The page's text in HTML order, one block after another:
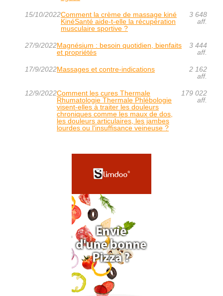
15/10/2022Comment la crème de massage kiné
KinéSanté aide-t-elle la récupération
musculaire sportive ?
3 648
aff.
27/9/2022Magnésium : besoin quotidien, bienfaits
et propriétés
3 444
aff.
17/9/2022Massages et contre-indications
2 162
aff.
12/9/2022Comment les cures Thermale
Rhumatologie Thermale Phlébologie
visent-elles à traiter les douleurs
chroniques comme les maux de dos,
les douleurs articulaires, les jambes
lourdes ou l'insuffisance veineuse ?
179 022
aff.